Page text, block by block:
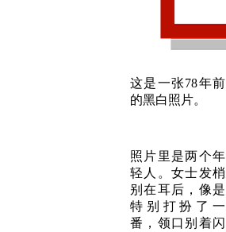
这是一张78年前
的黑白照片。
照片里是两个年
轻人。女士发梢
别在耳后，像是
特别打扮了一
番，领口别着闪